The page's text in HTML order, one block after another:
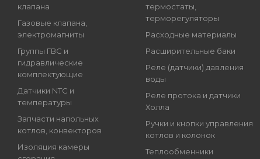
клапана
Газовые клапана,
электромагниты
Группы ГВС и
гидравлические
комплектующие
Датчики NTC и
температуры
Запчасти напольных
котлов, конвекторов
Изоляция камеры
термостаты,
терморегуляторы
Расходные материалы
Расширительные баки
Реле (датчики) давления
воды
Реле протока и датчики
Холла
Ручки и кнопки управления
котлов и колонок
Теплообменники